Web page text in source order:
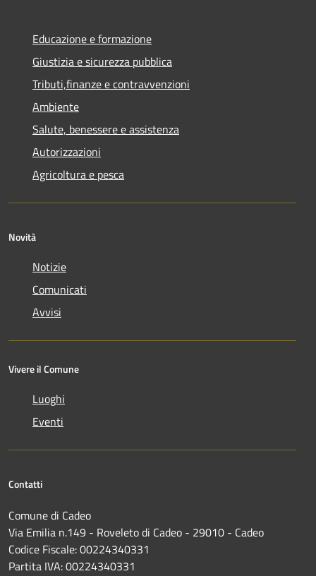
Educazione e formazione
Giustizia e sicurezza pubblica
Tributi,finanze e contravvenzioni
Ambiente
Salute, benessere e assistenza
Autorizzazioni
Agricoltura e pesca
Novità
Notizie
Comunicati
Avvisi
Vivere il Comune
Luoghi
Eventi
Contatti
Comune di Cadeo
Via Emilia n.149 - Roveleto di Cadeo - 29010 - Cadeo
Codice Fiscale: 00224340331
Partita IVA: 00224340331